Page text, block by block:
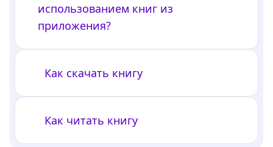
использованием книг из
приложения?
Как скачать книгу
Как читать книгу